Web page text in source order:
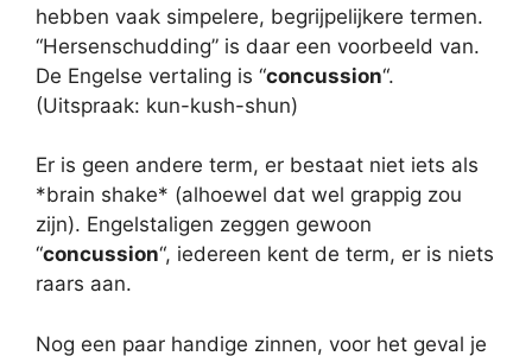
hebben vaak simpelere, begrijpelijkere termen.
“Hersenschudding” is daar een voorbeeld van.
De Engelse vertaling is “concussion“.
(Uitspraak: kun-kush-shun)
Er is geen andere term, er bestaat niet iets als
*brain shake* (alhoewel dat wel grappig zou
zijn). Engelstaligen zeggen gewoon
“concussion“, iedereen kent de term, er is niets
raars aan.
Nog een paar handige zinnen, voor het geval je